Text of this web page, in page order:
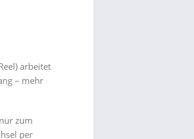
arbeitet
– mehr
zum
per